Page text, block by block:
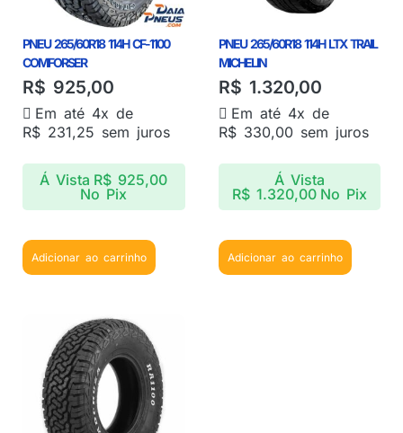
PNEU 265/60R18 114H CF-1100
COMFORSER
R$ 925,00
Em até 4x de
R$ 231,25 sem juros
Á Vista R$ 925,00
No Pix
Adicionar ao carrinho
PNEU 265/60R18 114H LTX TRAIL
MICHELIN
R$ 1.320,00
Em até 4x de
R$330,00 sem juros
Á Vista
R$1.320,00 No Pix
Adicionar ao carrinho